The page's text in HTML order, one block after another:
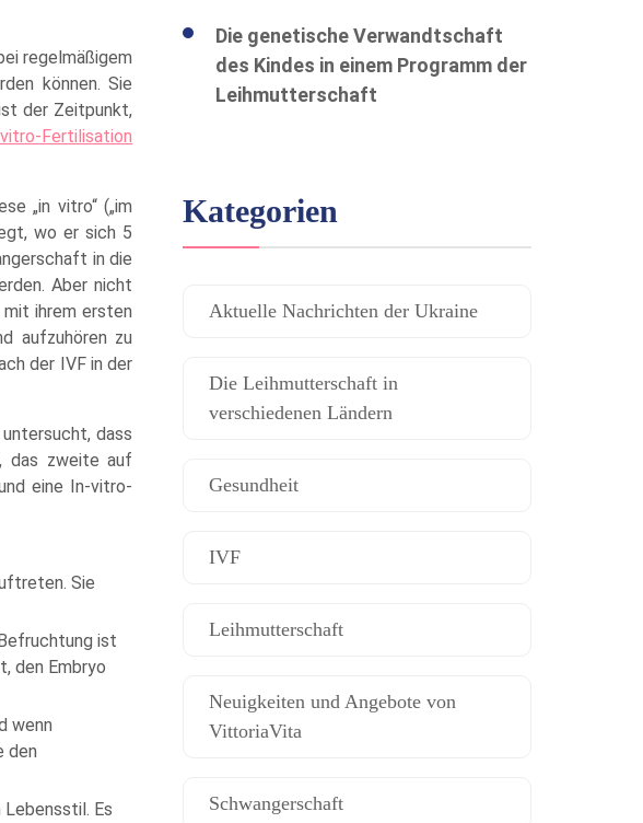
regelmäßigem
können. Sie
der Zeitpunkt,
Fertilisation
„in vitro“ („im
wo er sich 5
in die
Aber nicht
ihrem ersten
aufzuhören zu
der IVF in der
dass
das zweite auf
eine In-vitro-
Sie
ist
den Embryo
wenn
den
Lebensstil. Es
Die genetische Verwandtschaft
des Kindes in einem Programm der
Leihmutterschaft
Kategorien
Aktuelle Nachrichten der Ukraine
Die Leihmutterschaft in
verschiedenen Ländern
Gesundheit
IVF
Leihmutterschaft
Neuigkeiten und Angebote von
VittoriaVita
Schwangerschaft